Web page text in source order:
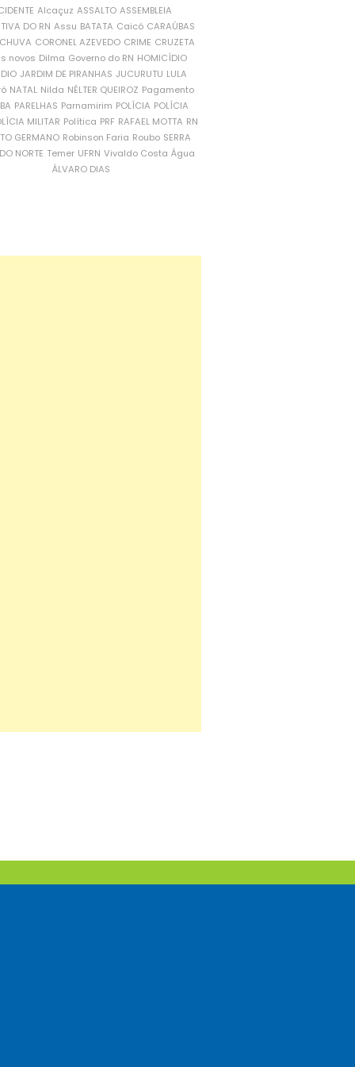
Alcaçuz ASSALTO ASSEMBLEIA
DO RN Assu BATATA Caicó CARAÚBAS
CORONEL AZEVEDO CRIME CRUZETA
novos Dilma Governo do RN HOMICÍDIO
JARDIM DE PIRANHAS JUCURUTU LULA
NATAL Nilda NÉLTER QUEIROZ Pagamento
PARELHAS Parnamirim POLÍCIA POLÍCIA
MILITAR Política PRF RAFAEL MOTTA RN
GERMANO Robinson Faria Roubo SERRA
NORTE Temer UFRN Vivaldo Costa Água
ÁLVARO DIAS